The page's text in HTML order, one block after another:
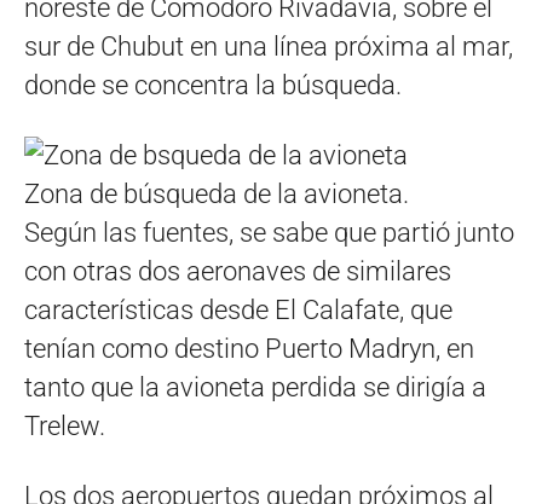
noreste de Comodoro Rivadavia, sobre el
sur de Chubut en una línea próxima al mar,
donde se concentra la búsqueda.
Zona de búsqueda de la avioneta.
Según las fuentes, se sabe que partió junto
con otras dos aeronaves de similares
características desde El Calafate, que
tenían como destino Puerto Madryn, en
tanto que la avioneta perdida se dirigía a
Trelew.
Los dos aeropuertos quedan próximos al